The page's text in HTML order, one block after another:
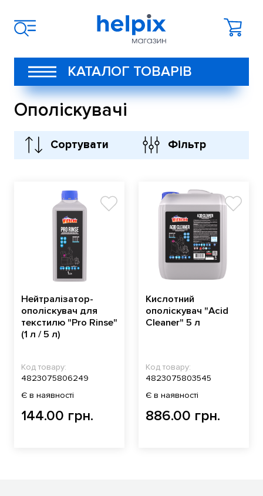
КАТАЛОГ ТОВАРІВ
Ополіскувачі
Сортувати Фільтр
Нейтралізатор-
ополіскувач для
текстилю "Pro Rinse"
(1 л / 5 л)
Код товару:
4823075806249
Є в наявності
144.00 грн.
Кислотний
ополіскувач "Acid
Cleaner" 5 л
Код товару:
4823075803545
Є в наявності
886.00 грн.